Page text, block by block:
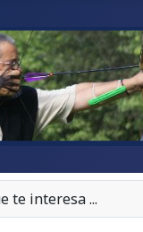
te interesa ...